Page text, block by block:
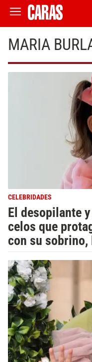
MARIA
CELEBRIDADES
El desopilante
celos que
con su sobrino,